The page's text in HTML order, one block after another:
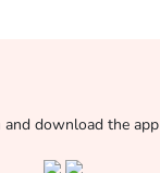
and download the app